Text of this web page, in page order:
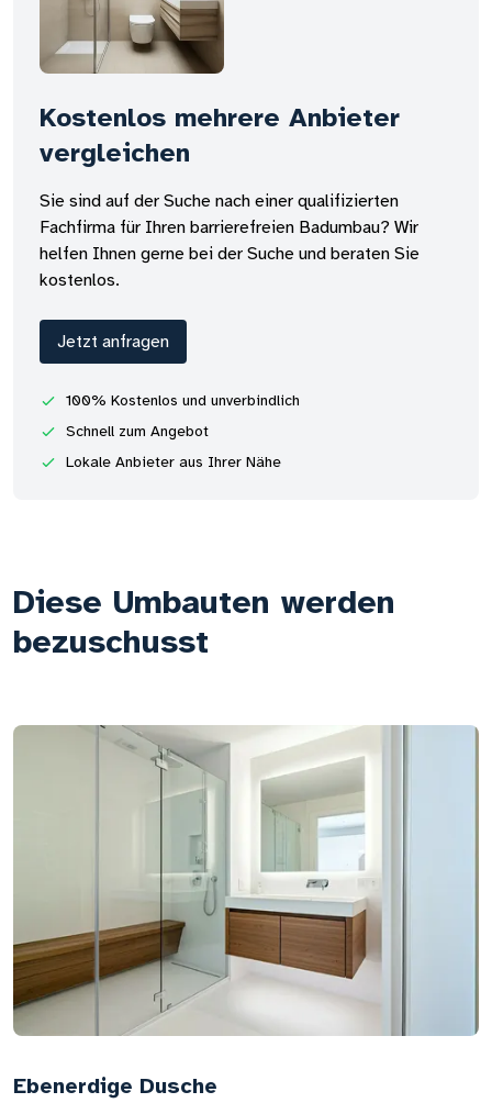
Kostenlos mehrere Anbieter
vergleichen
Sie sind auf der Suche nach einer qualifizierten
Fachfirma für Ihren barrierefreien Badumbau? Wir
helfen Ihnen gerne bei der Suche und beraten Sie
kostenlos.
Jetzt anfragen
100% Kostenlos und unverbindlich
Schnell zum Angebot
Lokale Anbieter aus Ihrer Nähe
Diese Umbauten werden
bezuschusst
Ebenerdige Dusche